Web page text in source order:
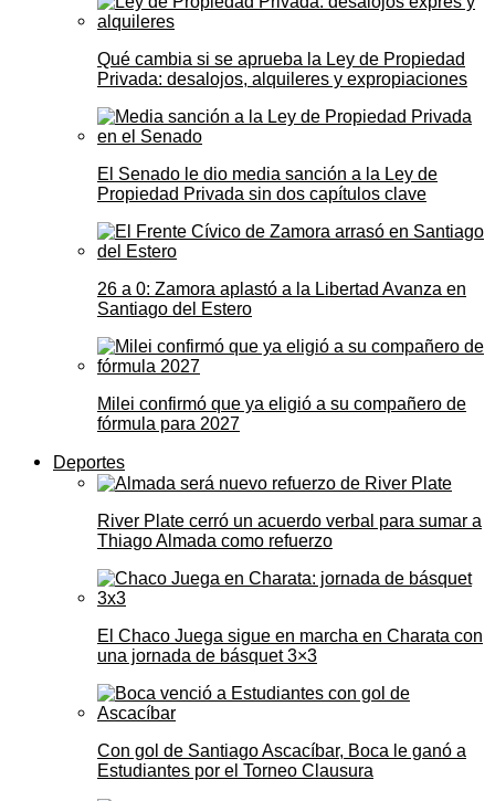
Qué cambia si se aprueba la Ley de Propiedad
Privada: desalojos, alquileres y expropiaciones
El Senado le dio media sanción a la Ley de
Propiedad Privada sin dos capítulos clave
26 a 0: Zamora aplastó a la Libertad Avanza en
Santiago del Estero
Milei confirmó que ya eligió a su compañero de
fórmula para 2027
Deportes
River Plate cerró un acuerdo verbal para sumar a
Thiago Almada como refuerzo
El Chaco Juega sigue en marcha en Charata con
una jornada de básquet 3×3
Con gol de Santiago Ascacíbar, Boca le ganó a
Estudiantes por el Torneo Clausura